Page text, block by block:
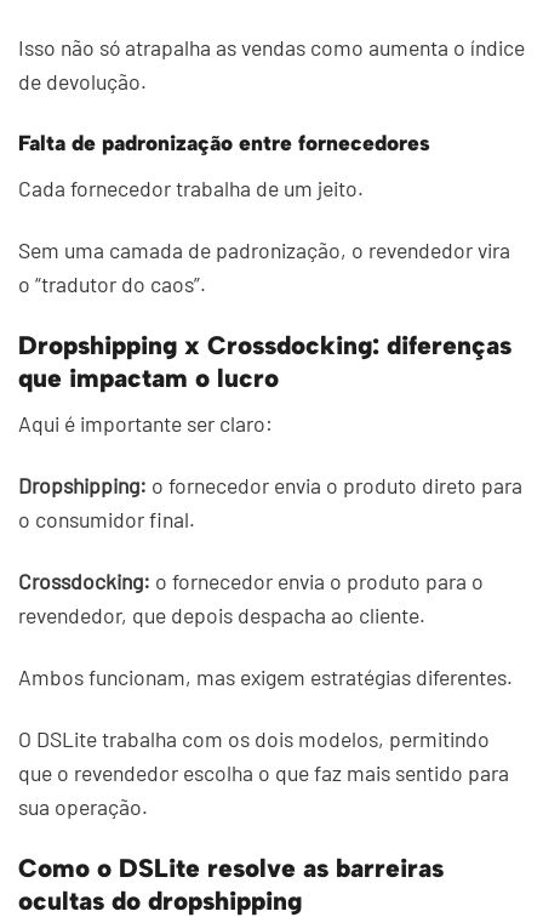
Isso não só atrapalha as vendas como aumenta o índice
de devolução.
Falta de padronização entre fornecedores
Cada fornecedor trabalha de um jeito.
Sem uma camada de padronização, o revendedor vira
o “tradutor do caos”.
Dropshipping x Crossdocking: diferenças
que impactam o lucro
Aqui é importante ser claro:
Dropshipping: o fornecedor envia o produto direto para
o consumidor final.
Crossdocking: o fornecedor envia o produto para o
revendedor, que depois despacha ao cliente.
Ambos funcionam, mas exigem estratégias diferentes.
O DSLite trabalha com os dois modelos, permitindo
que o revendedor escolha o que faz mais sentido para
sua operação.
Como o DSLite resolve as barreiras
ocultas do dropshipping